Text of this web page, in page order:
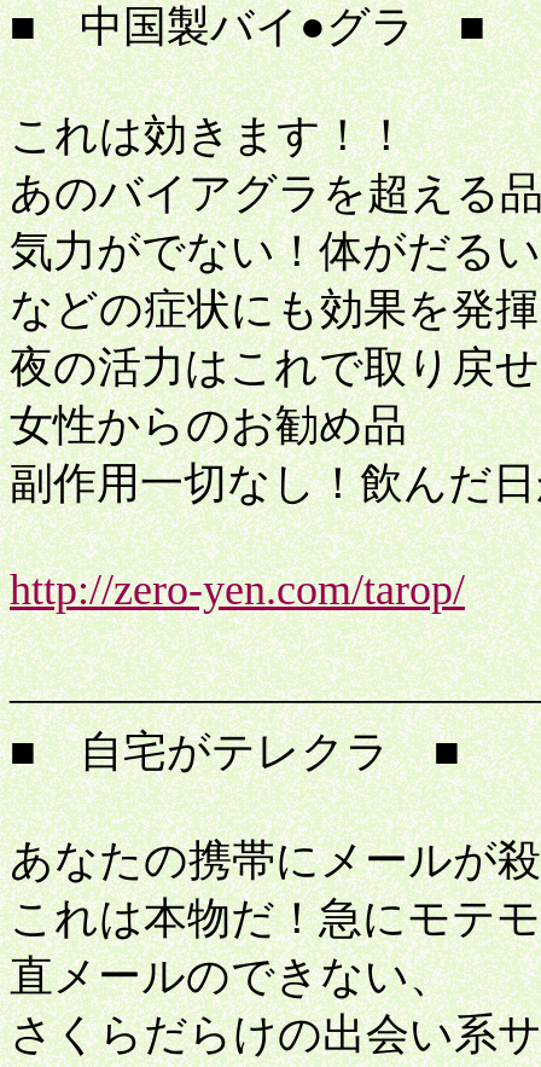
■ 中国製バイ●グラ ■
これは効きます！！
あのバイアグラを超える
気力がでない！体がだる
などの症状にも効果を発
夜の活力はこれで取り戻
女性からのお勧め品
副作用一切なし！飲んだ
http://zero-yen.com/tarop/
中
■ 自宅がテレクラ ■
あなたの携帯にメールが
これは本物だ！急にモテ
直メールのできない、
さくらだらけの出会い系